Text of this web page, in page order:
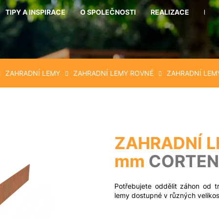
TIPY A INSPIRACE O SPOLEČNOSTI REALIZACE
ZAHRADNÍ LEMY ZAHRADNÍ LEMY ROVNÉ ZAHRADNÍ
ZAHRADNÍ
mm CORTEN
Potřebujete oddělit záhon od
lemy dostupné v různých
Co potřebujete najít?
Hledat